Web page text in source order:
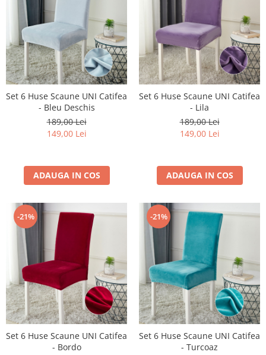
Set 6 Huse Scaune UNI Catifea
- Bleu Deschis
189,00 Lei
149,00 Lei
ADAUGA IN COS
Set 6 Huse Scaune UNI Catifea
- Lila
189,00 Lei
149,00 Lei
ADAUGA IN COS
-21%
Set 6 Huse Scaune UNI Catifea
- Bordo
-21%
Set 6 Huse Scaune UNI Catifea
- Turcoaz